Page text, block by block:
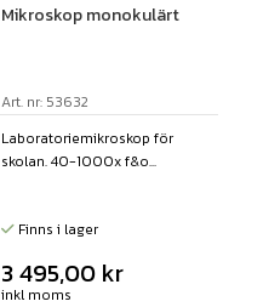
Mikroskop monokulärt
Art. nr: 53632
Laboratoriemikroskop för
skolan. 40-1000x f&o...
Finns i lager
3 495,00 kr
inkl moms